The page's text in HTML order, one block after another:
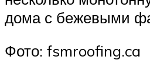
дома с бежевыми
Фото: fsmroofing.ca